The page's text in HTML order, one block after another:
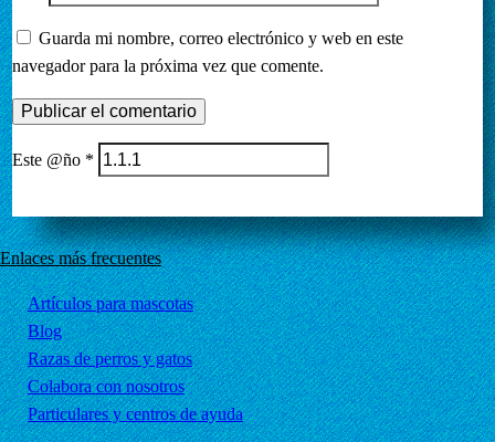
Guarda mi nombre, correo electrónico y web en este
navegador para la próxima vez que comente.
Este @ño *
Enlaces más frecuentes
Artículos para mascotas
Blog
Razas de perros y gatos
Colabora con nosotros
Particulares y centros de ayuda